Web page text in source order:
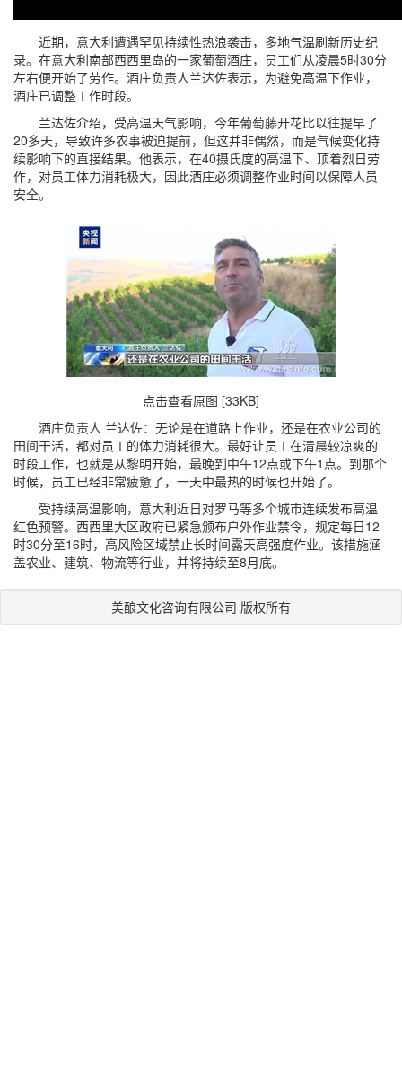
近期，意大利遭遇罕见持续性热浪袭击，多地气温刷新历史纪
录。在意大利南部西西里岛的一家葡萄酒庄，员工们从凌晨5时30分
左右便开始了劳作。酒庄负责人兰达佐表示，为避免高温下作业，
酒庄已调整工作时段。
兰达佐介绍，受高温天气影响，今年葡萄藤开花比以往提早了
20多天，导致许多农事被迫提前，但这并非偶然，而是气候变化持
续影响下的直接结果。他表示，在40摄氏度的高温下、顶着烈日劳
作，对员工体力消耗极大，因此酒庄必须调整作业时间以保障人员
安全。
点击查看原图 [33KB]
酒庄负责人 兰达佐：无论是在道路上作业，还是在农业公司的
田间干活，都对员工的体力消耗很大。最好让员工在清晨较凉爽的
时段工作，也就是从黎明开始，最晚到中午12点或下午1点。到那个
时候，员工已经非常疲惫了，一天中最热的时候也开始了。
受持续高温影响，意大利近日对罗马等多个城市连续发布高温
红色预警。西西里大区政府已紧急颁布户外作业禁令，规定每日12
时30分至16时，高风险区域禁止长时间露天高强度作业。该措施涵
盖农业、建筑、物流等行业，并将持续至8月底。
美酿文化咨询有限公司 版权所有